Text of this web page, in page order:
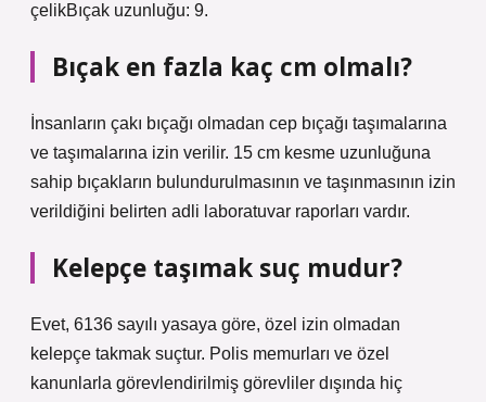
çelikBıçak uzunluğu: 9.
Bıçak en fazla kaç cm olmalı?
İnsanların çakı bıçağı olmadan cep bıçağı taşımalarına
ve taşımalarına izin verilir. 15 cm kesme uzunluğuna
sahip bıçakların bulundurulmasının ve taşınmasının izin
verildiğini belirten adli laboratuvar raporları vardır.
Kelepçe taşımak suç mudur?
Evet, 6136 sayılı yasaya göre, özel izin olmadan
kelepçe takmak suçtur. Polis memurları ve özel
kanunlarla görevlendirilmiş görevliler dışında hiç